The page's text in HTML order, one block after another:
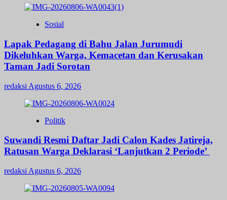
Sosial
Lapak Pedagang di Bahu Jalan Jurumudi
Dikeluhkan Warga, Kemacetan dan Kerusakan
Taman Jadi Sorotan
redaksi Agustus 6, 2026
Politik
Suwandi Resmi Daftar Jadi Calon Kades Jatireja,
Ratusan Warga Deklarasi ‘Lanjutkan 2 Periode’
redaksi Agustus 6, 2026